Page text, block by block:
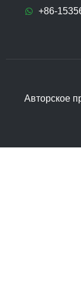
+86-
Авторское